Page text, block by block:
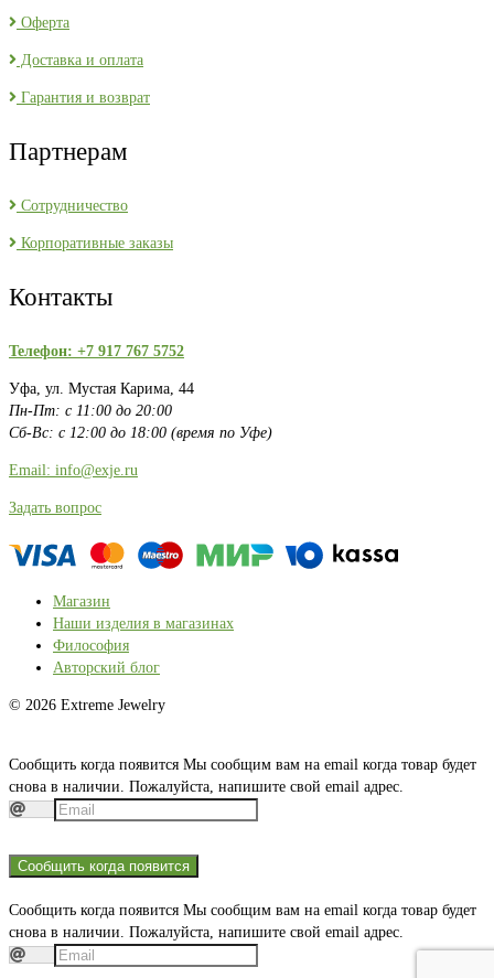
Оферта
Доставка и оплата
Гарантия и возврат
Партнерам
Сотрудничество
Корпоративные заказы
Контакты
Телефон: +7 917 767 5752
Уфа, ул. Мустая Карима, 44
Пн-Пт: с 11:00 до 20:00
Сб-Вс: с 12:00 до 18:00 (время по Уфе)
Email: info@exje.ru
Задать вопрос
Магазин
Наши изделия в магазинах
Философия
Авторский блог
© 2026 Extreme Jewelry
Сообщить когда появится Мы сообщим вам на email когда товар будет
снова в наличии. Пожалуйста, напишите свой email адрес.
Сообщить когда появится
Сообщить когда появится Мы сообщим вам на email когда товар будет
снова в наличии. Пожалуйста, напишите свой email адрес.